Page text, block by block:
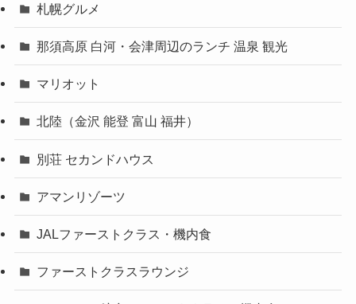
札幌グルメ
那須高原 白河・会津周辺のランチ 温泉 観光
マリオット
北陸（金沢 能登 富山 福井）
別荘 セカンドハウス
アマンリゾーツ
JALファーストクラス・機内食
ファーストクラスラウンジ